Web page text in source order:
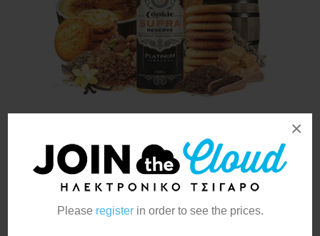
Please registerin order to see the prices.
×
Bombo Platinum Tobaccos
Cookie Supra Reserve
15ml/60ml